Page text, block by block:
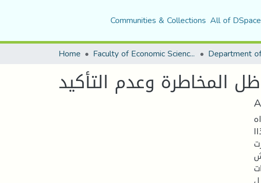
Communities & Collections All of DSpace
Home Faculty of Economic Sciences, Commerce and Management Sciences
المخاطرة وعدم التأكيد